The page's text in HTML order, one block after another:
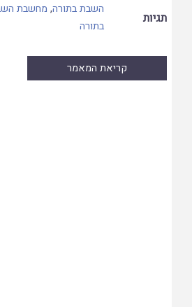
תגיות
השבת בתורה, מחשבת
בתורה
קריאת המאמר